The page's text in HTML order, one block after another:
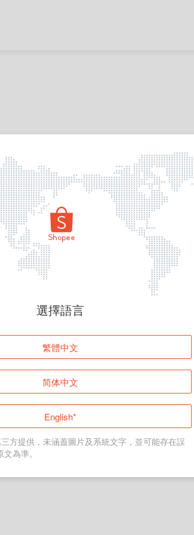
頁面無法顯示
登入
返回首頁
選擇語言
繁體中文
简体中文
English*
方提供，未涵蓋圖片及系統文字，並可能存在誤
為準。